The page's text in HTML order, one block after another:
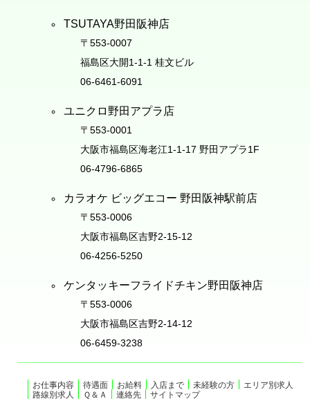
TSUTAYA野田阪神店
〒553-0007
福島区大開1-1-1 桂文ビル
06-6461-6091
ユニクロ野田アプラ店
〒553-0001
大阪市福島区海老江1-1-17 野田アプラ1F
06-4796-6865
カラオケ ビッグエコー 野田阪神駅前店
〒553-0006
大阪市福島区吉野2-15-12
06-4256-5250
ケンタッキーフライドチキン野田阪神店
〒553-0006
大阪市福島区吉野2-14-12
06-6459-3238
お仕事内容 待遇面 お給料 入店まで 未経験の方
エリア別求人
路線別求人
Ｑ＆Ａ 連絡先 サイトマップ